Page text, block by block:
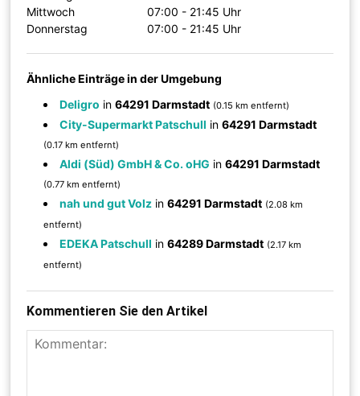
Mittwoch
07:00 - 21:45 Uhr
Donnerstag
07:00 - 21:45 Uhr
Ähnliche Einträge in der Umgebung
Deligro in64291 Darmstadt (0.15 km entfernt)
City-Supermarkt Patschull in64291 Darmstadt
(0.17 km entfernt)
Aldi (Süd) GmbH & Co. oHG in64291 Darmstadt
(0.77 km entfernt)
nah und gut Volz in64291 Darmstadt (2.08 km
entfernt)
EDEKA Patschull in64289 Darmstadt (2.17 km
entfernt)
Kommentieren Sie den Artikel